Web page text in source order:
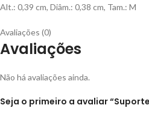
Alt.: 0,39 cm, Diâm.: 0,38 cm, Tam.: M
Avaliações (0)
Avaliações
Não há avaliações ainda.
Seja o primeiro a avaliar